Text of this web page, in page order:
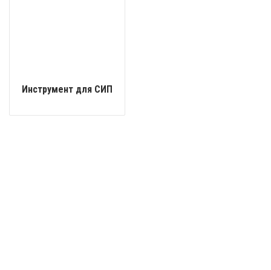
Инструмент для СИП